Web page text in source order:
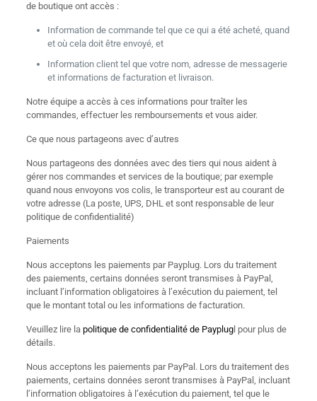
de boutique ont accès :
Information de commande tel que ce qui a été acheté, quand
et où cela doit être envoyé, et
Information client tel que votre nom, adresse de messagerie
et informations de facturation et livraison.
Notre équipe a accès à ces informations pour traîter les
commandes, effectuer les remboursements et vous aider.
Ce que nous partageons avec d’autres
Nous partageons des données avec des tiers qui nous aident à
gérer nos commandes et services de la boutique; par exemple
quand nous envoyons vos colis, le transporteur est au courant de
votre adresse (La poste, UPS, DHL et sont responsable de leur
politique de confidentialité)
Paiements
Nous acceptons les paiements par Payplug. Lors du traitement
des paiements, certains données seront transmises à PayPal,
incluant l’information obligatoires à l’exécution du paiement, tel
que le montant total ou les informations de facturation.
Veuillez lire la politique de confidentialité de Payplugl pour plus de
détails.
Nous acceptons les paiements par PayPal. Lors du traitement des
paiements, certains données seront transmises à PayPal, incluant
l’information obligatoires à l’exécution du paiement, tel que le